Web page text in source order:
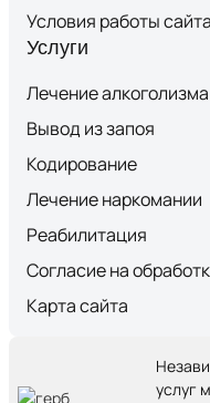
Условия работы сайта
Услуги
Лечение алкоголизма
Вывод из запоя
Кодирование
Лечение наркомании
Реабилитация
Согласие на
Карта сайта
услуг